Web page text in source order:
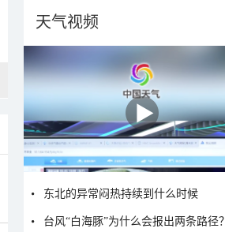
天气视频
东北的异常闷热持续到什么时候
台风“白海豚”为什么会报出两条路径？